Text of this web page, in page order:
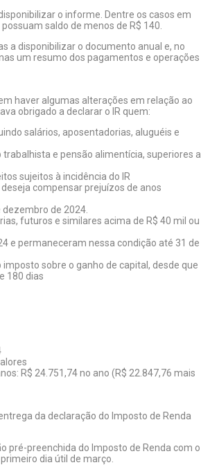
o informe. Dentre os casos em
saldo de menos de R$ 140.
a disponibilizar o documento anual e, no
um resumo dos pagamentos e operações
haver algumas alterações em relação ao
obrigado a declarar o IR quem:
salários, aposentadorias, aluguéis e
e pensão alimentícia, superiores a
sujeitos à incidência do IR
compensar prejuízos de anos
de 2024.
futuros e similares acima de R$ 40 mil ou
e permaneceram nessa condição até 31 de
sobre o ganho de capital, desde que
180 dias
R$ 24.751,74 no ano (R$ 22.847,76 mais
da declaração do Imposto de Renda
pré-preenchida do Imposto de Renda com o
dia útil de março.